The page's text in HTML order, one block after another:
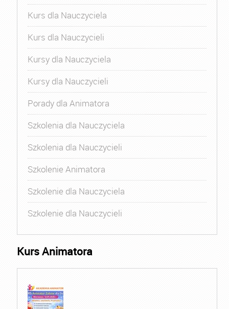
Kurs dla Nauczyciela
Kurs dla Nauczycieli
Kursy dla Nauczyciela
Kursy dla Nauczycieli
Porady dla Animatora
Szkolenia dla Nauczyciela
Szkolenia dla Nauczycieli
Szkolenie Animatora
Szkolenie dla Nauczyciela
Szkolenie dla Nauczycieli
Kurs Animatora